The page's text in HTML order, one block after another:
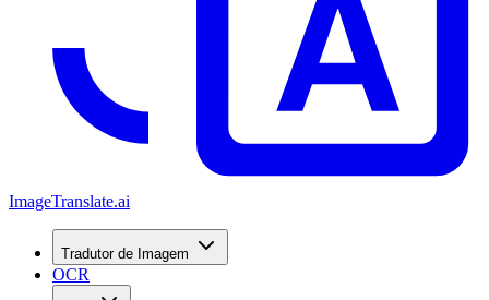
ImageTranslate.ai
Tradutor de Imagem
OCR